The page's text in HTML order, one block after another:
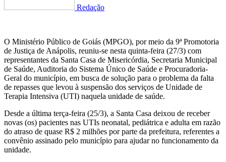
Redação
O Ministério Público de Goiás (MPGO), por meio da 9ª Promotoria
de Justiça de Anápolis, reuniu-se nesta quinta-feira (27/3) com
representantes da Santa Casa de Misericórdia, Secretaria Municipal
de Saúde, Auditoria do Sistema Único de Saúde e Procuradoria-
Geral do município, em busca de solução para o problema da falta
de repasses que levou à suspensão dos serviços de Unidade de
Terapia Intensiva (UTI) naquela unidade de saúde.
Desde a última terça-feira (25/3), a Santa Casa deixou de receber
novas (os) pacientes nas UTIs neonatal, pediátrica e adulta em razão
do atraso de quase R$ 2 milhões por parte da prefeitura, referentes a
convênio assinado pelo município para ajudar no funcionamento da
unidade.